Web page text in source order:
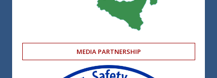
MEDIA PARTNERSHIP